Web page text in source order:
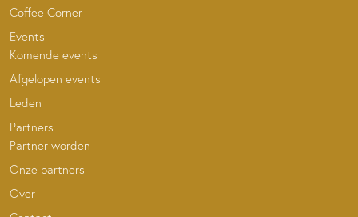
Coffee Corner
Events
Komende events
Afgelopen events
Leden
Partners
Partner worden
Onze partners
Over